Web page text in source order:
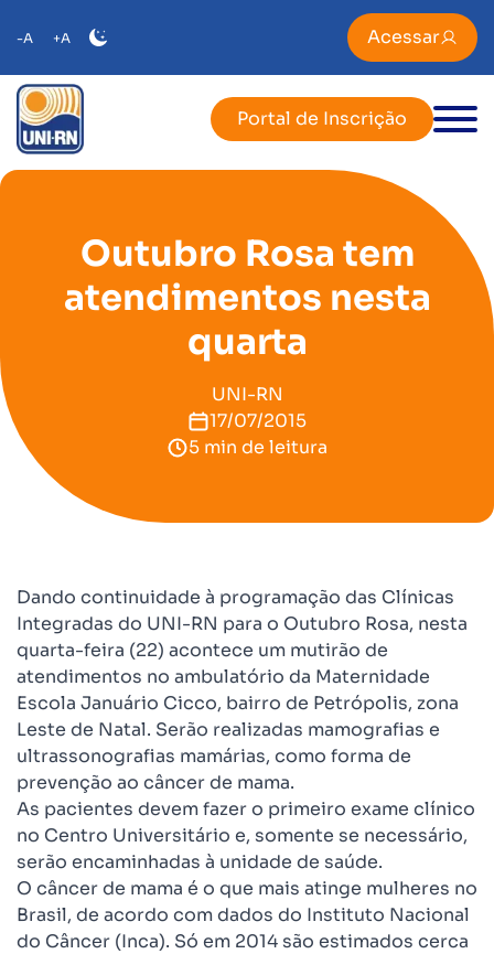
-A +A Acessar
Portal de Inscrição
Outubro Rosa tem
atendimentos nesta
quarta
UNI-RN
17/07/2015
5 min de leitura
Dando continuidade à programação das Clínicas
Integradas do UNI-RN para o Outubro Rosa, nesta
quarta-feira (22) acontece um mutirão de
atendimentos no ambulatório da Maternidade
Escola Januário Cicco, bairro de Petrópolis, zona
Leste de Natal. Serão realizadas mamografias e
ultrassonografias mamárias, como forma de
prevenção ao câncer de mama.
As pacientes devem fazer o primeiro exame clínico
no Centro Universitário e, somente se necessário,
serão encaminhadas à unidade de saúde.
O câncer de mama é o que mais atinge mulheres no
Brasil, de acordo com dados do Instituto Nacional
do Câncer (Inca). Só em 2014 são estimados cerca